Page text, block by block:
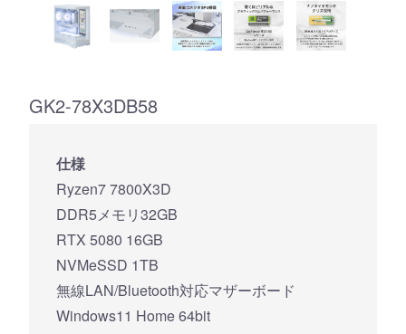
GK2-78X3DB58
仕様
Ryzen7 7800X3D
DDR5メモリ32GB
RTX 5080 16GB
NVMeSSD 1TB
無線LAN/Bluetooth対応マザーボード
Windows11 Home 64bit